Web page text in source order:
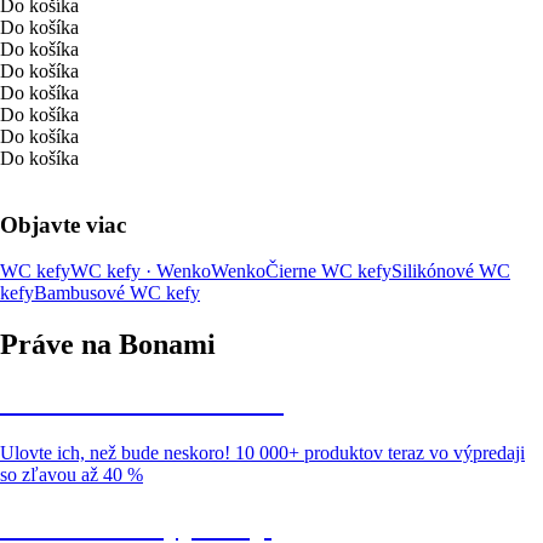
Do košíka
Do košíka
Do košíka
Do košíka
Do košíka
Do košíka
Do košíka
Do košíka
Objavte viac
WC kefyWC kefy · WenkoWenkoČierne WC kefySilikónové WC
kefyBambusové WC kefy
Práve na Bonami
Ulovte ich, než bude neskoro! 10 000+ produktov teraz vo výpredaji
so zľavou až 40 %